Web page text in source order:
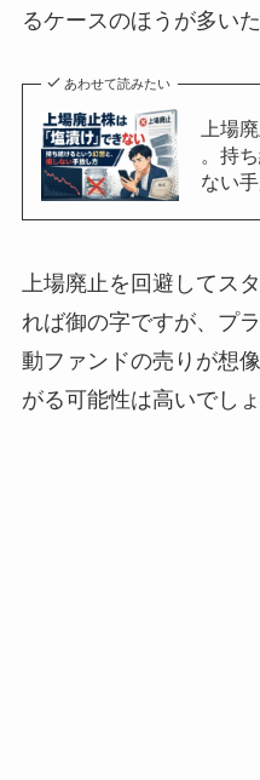
るケースのほうが多い
あわせて読みたい
上場
。持
ない
上場廃止を回避してス
れば御の字ですが、プ
動ファンドの売りが想
がる可能性は高いでしょ